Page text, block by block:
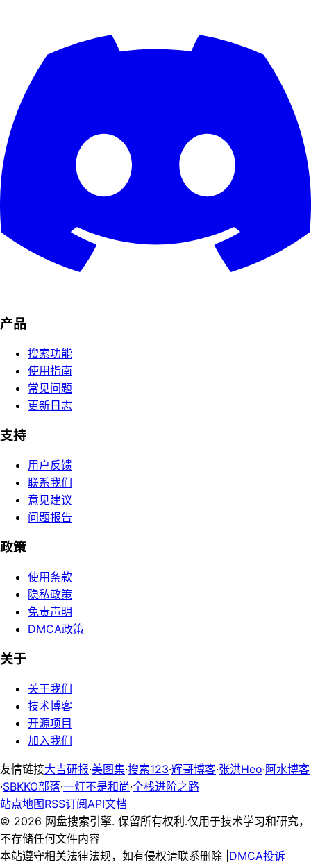
产品
搜索功能
使用指南
常见问题
更新日志
支持
用户反馈
联系我们
意见建议
问题报告
政策
使用条款
隐私政策
免责声明
DMCA政策
关于
关于我们
技术博客
开源项目
加入我们
友情链接大吉研报·美图集·搜索123·辉哥博客·张洪Heo·阿水博客
·SBKKO部落·一灯不是和尚·全栈进阶之路
站点地图RSS订阅API文档
© 2026 网盘搜索引擎. 保留所有权利.仅用于技术学习和研究，
不存储任何文件内容
本站遵守相关法律法规，如有侵权请联系删除 | DMCA投诉